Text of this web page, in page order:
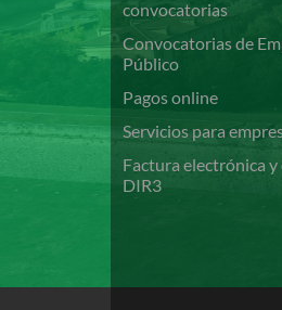
convocatorias
Convocatorias de
Público
Pagos online
Servicios para
Factura electrónica y
DIR3